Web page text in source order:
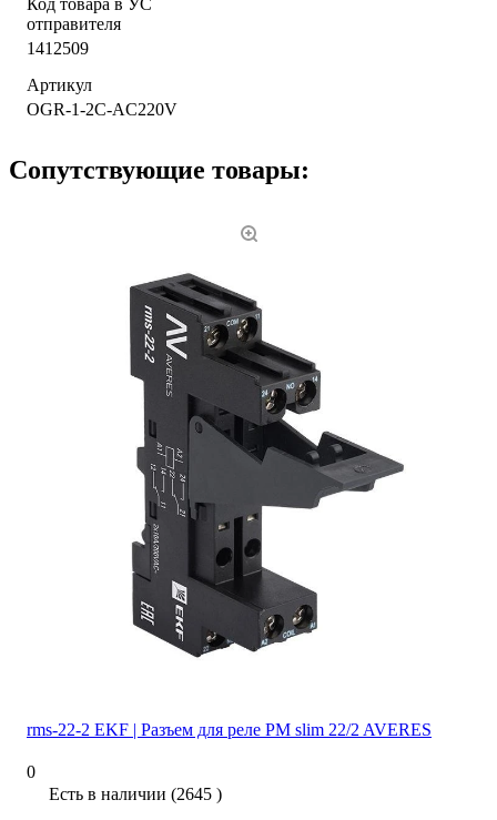
Код товара в УС
отправителя
1412509
Артикул
OGR-1-2C-AC220V
Сопутствующие товары:
rms-22-2 EKF | Разъем для реле РM slim 22/2 AVERES
0
Есть в наличии (2645 )